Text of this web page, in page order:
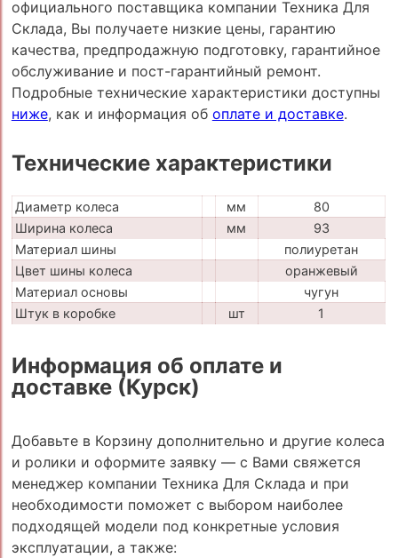
официального поставщика компании Техника Для
Склада, Вы получаете низкие цены, гарантию
качества, предпродажную подготовку, гарантийное
обслуживание и пост-гарантийный ремонт.
Подробные технические характеристики доступны
ниже, как и информация об оплате и доставке.
Технические характеристики
Диаметр колеса мм
80
Ширина колеса
мм
93
Материал шины
полиуретан
Цвет шины колеса
оранжевый
Материал основы
чугун
Штук в коробке
шт 1
Информация об оплате и
доставке (Курск)
Добавьте в Корзину дополнительно и другие колеса
и ролики и оформите заявку — с Вами свяжется
менеджер компании Техника Для Склада и при
необходимости поможет с выбором наиболее
подходящей модели под конкретные условия
эксплуатации, а также: